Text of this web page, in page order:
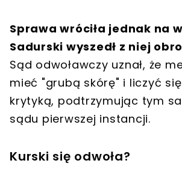
Sprawa wróciła jednak na
Sadurski wyszedł z niej
Sąd odwoławczy uznał, że
mieć "grubą skórę" i liczyć
krytyką, podtrzymując tym
sądu pierwszej instancji.
Kurski się odwoła?